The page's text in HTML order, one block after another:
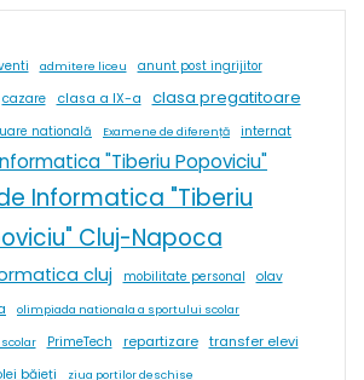
admitere liceu anunt post ingrijitor
cazare clasa a IX-a clasa pregatitoare
natională Examene de diferență internat
"Tiberiu Popoviciu"
Informatica "Tiberiu
Cluj-Napoca
cluj mobilitate personal
olav
olimpiada nationala a sportului scolar
PrimeTech repartizare transfer elevi
băieți ziua portilor deschise